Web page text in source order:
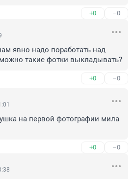
+0 –0
явно надо поработать над
такие фотки выкладывать?
+0 –0
на первой фотографии мила
+0 –0